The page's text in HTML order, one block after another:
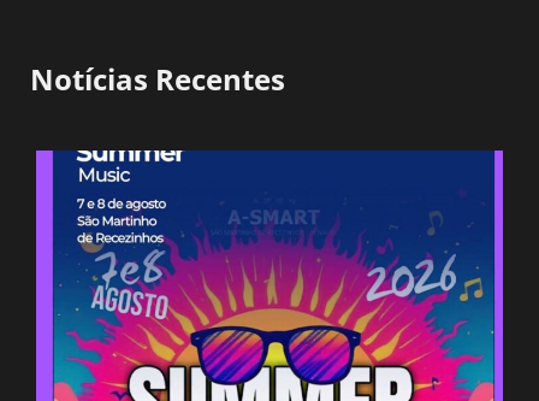
Notícias Recentes